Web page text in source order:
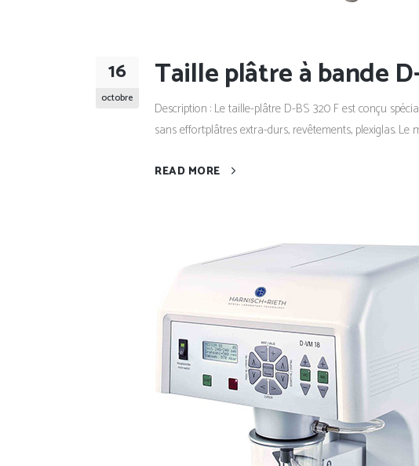
16
octobre
Taille plâtre à bande
Description : Le taille-plâtre D-BS 320 F est conçu
sans effort:plâtres extra-durs, revêtements, plexiglas.
READ MORE